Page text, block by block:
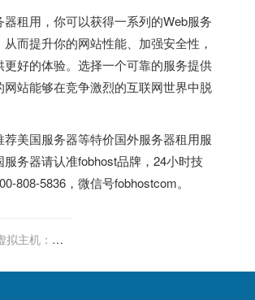
器租用 ，你可以获得一系列的Web服务
而提升你的网站性能、加强安全性，
更好的体验。选择一个可靠的服务提供
网站能够在竞争激烈的互联网世界中脱
荐美国服务器等特价国外服务器租用服
服务器请认准fobhost品牌，24小时技
808-5836，微信号fobhostcom。
拟主机：外